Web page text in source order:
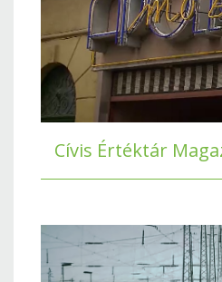
Cívis Értéktár